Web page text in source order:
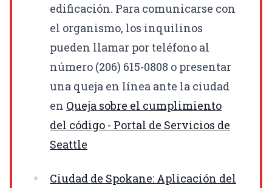
edificación. Para comunicarse con
el organismo, los inquilinos
pueden llamar por teléfono al
número (206) 615-0808 o presentar
una queja en línea ante la ciudad
en Queja sobre el cumplimiento
del código - Portal de Servicios de
Seattle
Ciudad de Spokane: Aplicación del